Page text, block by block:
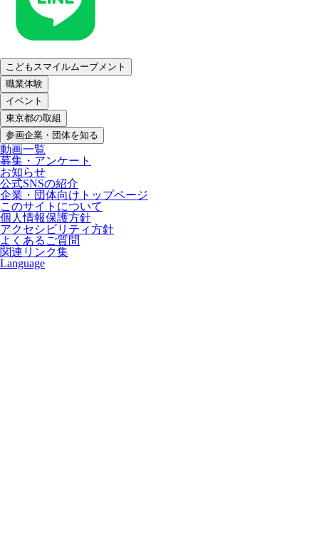
こどもスマイルムーブメント
職業体験
イベント
東京都の取組
参画企業・団体を知る
動画一覧
募集・アンケート
お知らせ
公式SNSの紹介
企業・団体向けトップページ
このサイトについて
個人情報保護方針
アクセシビリティ方針
よくあるご質問
関連リンク集
Language